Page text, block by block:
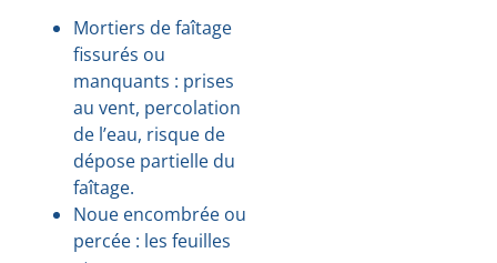
Mortiers de faîtage
fissurés ou
manquants : prises
au vent, percolation
de l’eau, risque de
dépose partielle du
faîtage.
Noue encombrée ou
percée : les feuilles